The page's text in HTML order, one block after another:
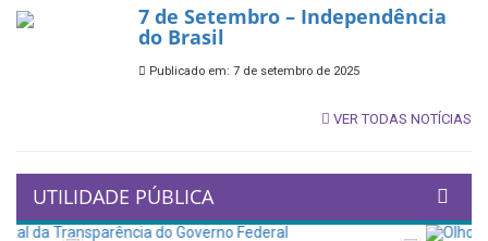
7 de Setembro – Independência
do Brasil
Publicado em: 7 de setembro de 2025
VER TODAS NOTÍCIAS
UTILIDADE PÚBLICA